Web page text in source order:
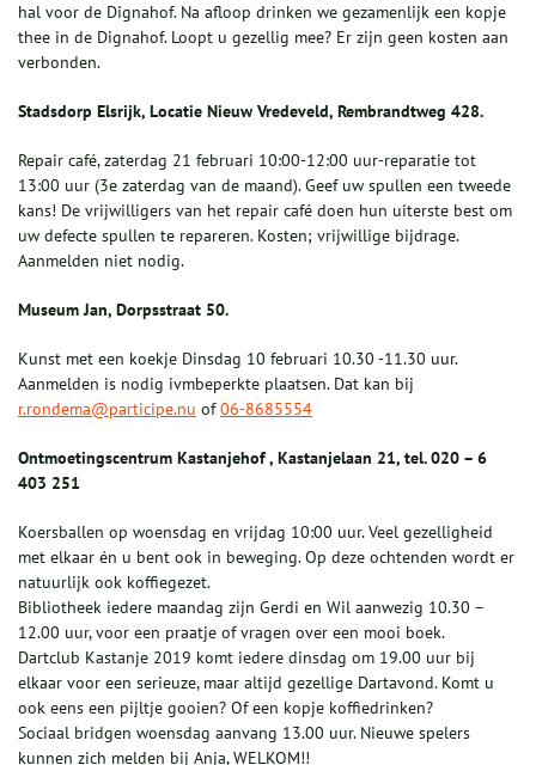
hal voor de Dignahof. Na afloop drinken we gezamenlijk een kopje
thee in de Dignahof. Loopt u gezellig mee? Er zijn geen kosten aan
verbonden.
Stadsdorp Elsrijk, Locatie Nieuw Vredeveld, Rembrandtweg 428.
Repair café, zaterdag 21 februari 10:00-12:00 uur-reparatie tot
13:00 uur (3e zaterdag van de maand). Geef uw spullen een tweede
kans! De vrijwilligers van het repair café doen hun uiterste best om
uw defecte spullen te repareren. Kosten; vrijwillige bijdrage.
Aanmelden niet nodig.
Museum Jan, Dorpsstraat 50.
Kunst met een koekje Dinsdag 10 februari 10.30 -11.30 uur.
Aanmelden is nodig ivmbeperkte plaatsen. Dat kan bij
r.rondema@participe.nu of06-8685554
Ontmoetingscentrum Kastanjehof , Kastanjelaan 21, tel. 020 – 6
403 251
Koersballen op woensdag en vrijdag 10:00 uur. Veel gezelligheid
met elkaar én u bent ook in beweging. Op deze ochtenden wordt er
natuurlijk ook koffiegezet.
Bibliotheek iedere maandag zijn Gerdi en Wil aanwezig 10.30 –
12.00 uur, voor een praatje of vragen over een mooi boek.
Dartclub Kastanje 2019 komt iedere dinsdag om 19.00 uur bij
elkaar voor een serieuze, maar altijd gezellige Dartavond. Komt u
ook eens een pijltje gooien? Of een kopje koffiedrinken?
Sociaal bridgen woensdag aanvang 13.00 uur. Nieuwe spelers
kunnen zich melden bij Anja, WELKOM!!